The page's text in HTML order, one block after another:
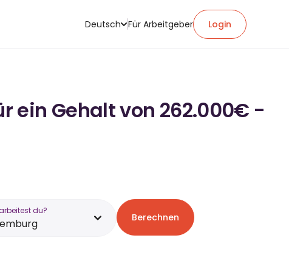
Deutsch Für Arbeitgeber Login
ein Gehalt von 262.000€ -
du?
Berechnen